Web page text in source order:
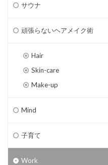
サウナ
頑張らないヘアメイク術
Hair
Skin-care
Make-up
Mind
子育て
Work